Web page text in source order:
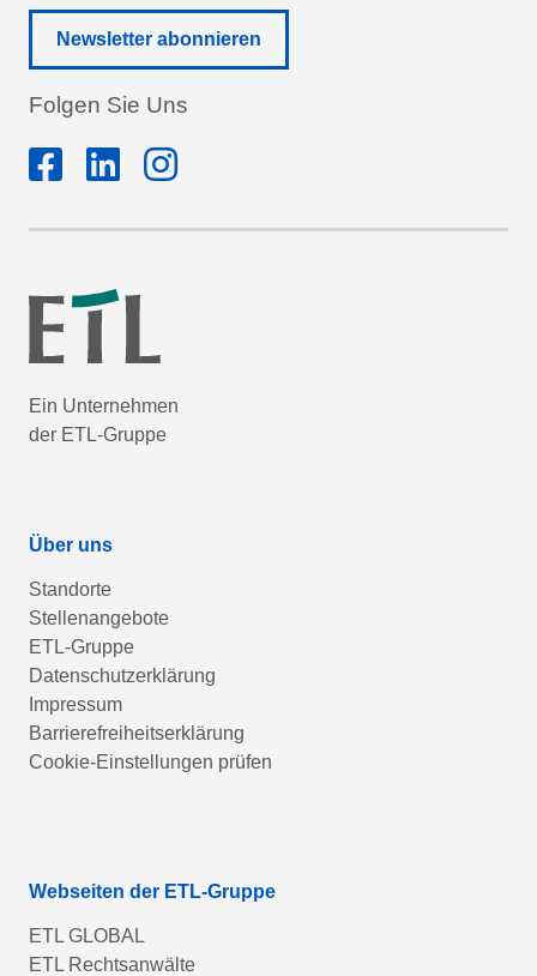
Newsletter abonnieren
Folgen Sie Uns
Ein Unternehmen
der ETL-Gruppe
Über uns
Standorte
Stellenangebote
ETL-Gruppe
Datenschutzerklärung
Impressum
Barrierefreiheitserklärung
Cookie-Einstellungen prüfen
Webseiten der ETL-Gruppe
ETL GLOBAL
ETL Rechtsanwälte